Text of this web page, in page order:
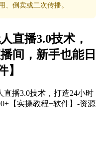
、倒卖或二次传播。
直播3.0技术，
间，新手也能日
】